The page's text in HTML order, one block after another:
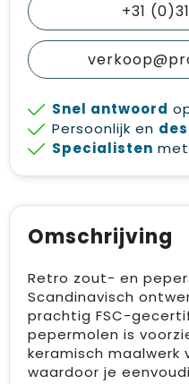
+31
Snel antwoord
Persoonlijk en
Specialisten
Omschrijving
Retro zout- en
Scandinavisch
prachtig FSC-
pepermolen is
keramisch maalwerk
waardoor je